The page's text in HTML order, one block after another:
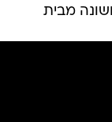
מבית